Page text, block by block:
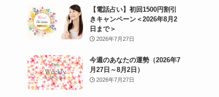
【電話占い】初回1500円割引
きキャンペーン＜2026年8月2
日まで＞
2026年7月27日
今週のあなたの運勢（2026年7
月27日～8月2日）
2026年7月27日